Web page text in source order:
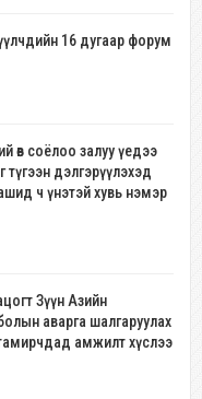
16 дугаар форум
өв соёлоо залуу үедээ
түгээн дэлгэрүүлэхэд
ч үнэтэй хувь нэмэр
Зүүн Азийн
аварга шалгаруулах
амжилт хүслээ